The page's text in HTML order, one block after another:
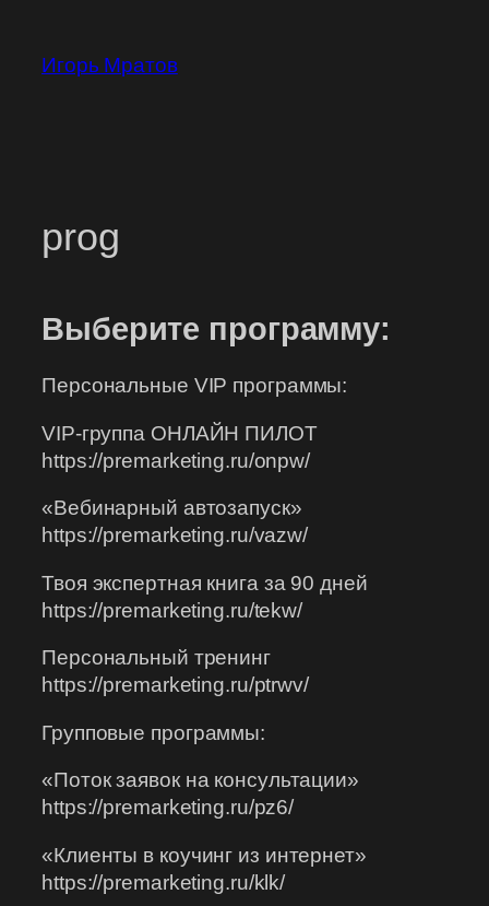
содержимому
Игорь Мратов
prog
Выберите программу:
Персональные VIP программы:
VIP-группа ОНЛАЙН ПИЛОТ
https://premarketing.ru/onpw/
«Вебинарный автозапуск»
https://premarketing.ru/vazw/
Твоя экспертная книга за 90 дней
https://premarketing.ru/tekw/
Персональный тренинг
https://premarketing.ru/ptrwv/
Групповые программы:
«Поток заявок на консультации»
https://premarketing.ru/pz6/
«Клиенты в коучинг из интернет»
https://premarketing.ru/klk/